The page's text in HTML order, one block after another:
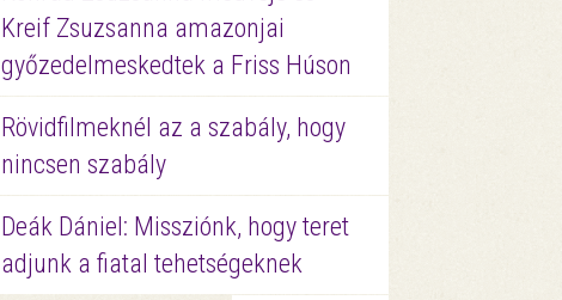
Kreif Zsuzsanna amazonjai
győzedelmeskedtek a Friss Húson
Rövidfilmeknél az a szabály, hogy
nincsen szabály
Deák Dániel: Missziónk, hogy teret
adjunk a fiatal tehetségeknek